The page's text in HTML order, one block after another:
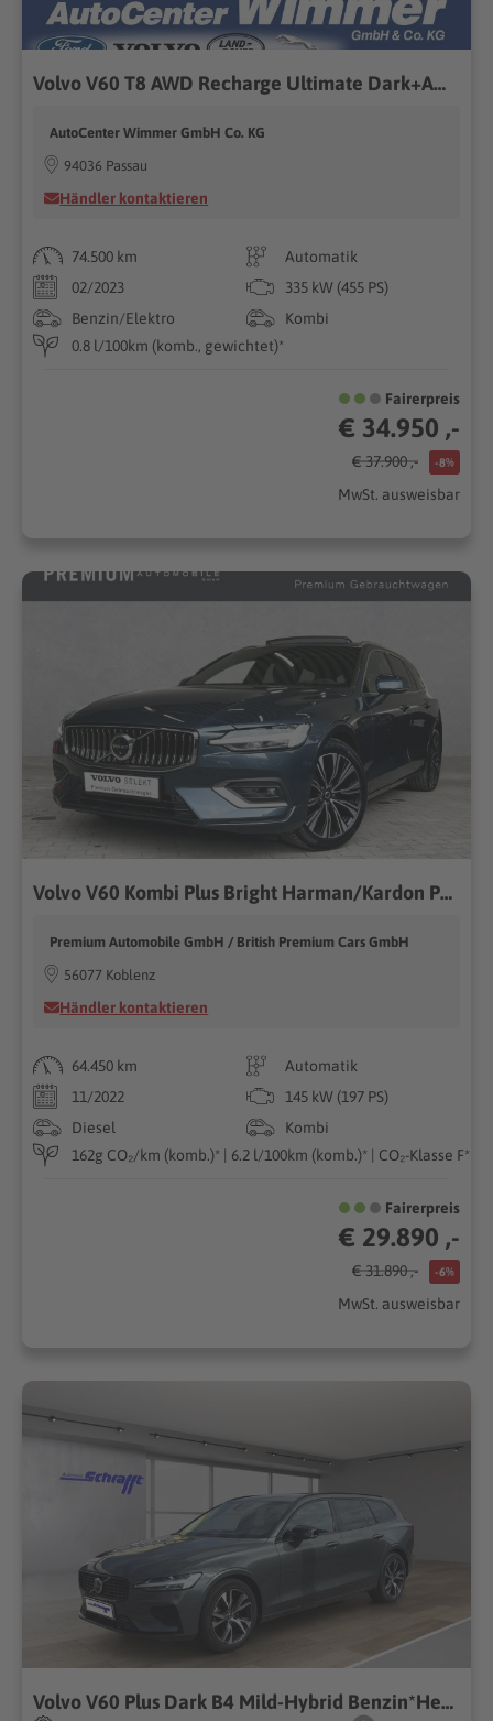
Volvo V60 T8 AWD Recharge Ultimate Dark+AHK+Winter uvm.
AutoCenter Wimmer GmbH Co. KG
94036 Passau
Händler kontaktieren
74.500 km
Automatik
02/2023
335 kW (455 PS)
Benzin/Elektro
Kombi
0.8 l/100km (komb., gewichtet)*
Fairerpreis
€ 34.950 ,-
€ 37.900 ,- -8%
MwSt. ausweisbar
Volvo V60 Kombi Plus Bright Harman/Kardon Pano DAB+
Premium Automobile GmbH / British Premium Cars GmbH
56077 Koblenz
Händler kontaktieren
64.450 km
Automatik
11/2022
145 kW (197 PS)
Diesel
Kombi
162g CO₂/km (komb.)* | 6.2 l/100km (komb.)* | CO₂-Klasse F*
Fairerpreis
€ 29.890 ,-
€ 31.890 ,- -6%
MwSt. ausweisbar
Volvo V60 Plus Dark B4 Mild-Hybrid Benzin*Head-Up*360 Kamera*Pano*